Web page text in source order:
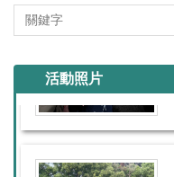
活動照片